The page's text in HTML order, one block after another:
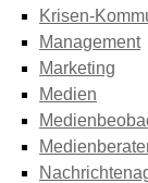
Krisen-
Management
Marketing
Medien